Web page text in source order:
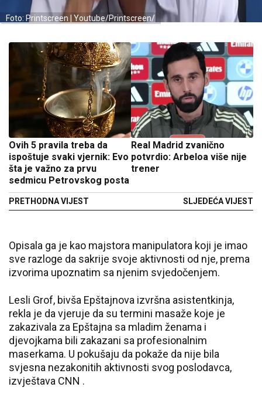
Foto: Printscreen | Youtube/Printscreen/
Ovih 5 pravila treba da
ispoštuje svaki vjernik: Evo
šta je važno za prvu
sedmicu Petrovskog posta
PRETHODNA VIJEST
Real Madrid zvanično
potvrdio: Arbeloa više nije
trener
SLJEDEĆA VIJEST
Opisala ga je kao majstora manipulatora koji je imao
sve razloge da sakrije svoje aktivnosti od nje, prema
izvorima upoznatim sa njenim svjedočenjem.
Lesli Grof, bivša Epštajnova izvršna asistentkinja,
rekla je da vjeruje da su termini masaže koje je
zakazivala za Epštajna sa mladim ženama i
djevojkama bili zakazani sa profesionalnim
maserkama. U pokušaju da pokaže da nije bila
svjesna nezakonitih aktivnosti svog poslodavca,
izvještava CNN .